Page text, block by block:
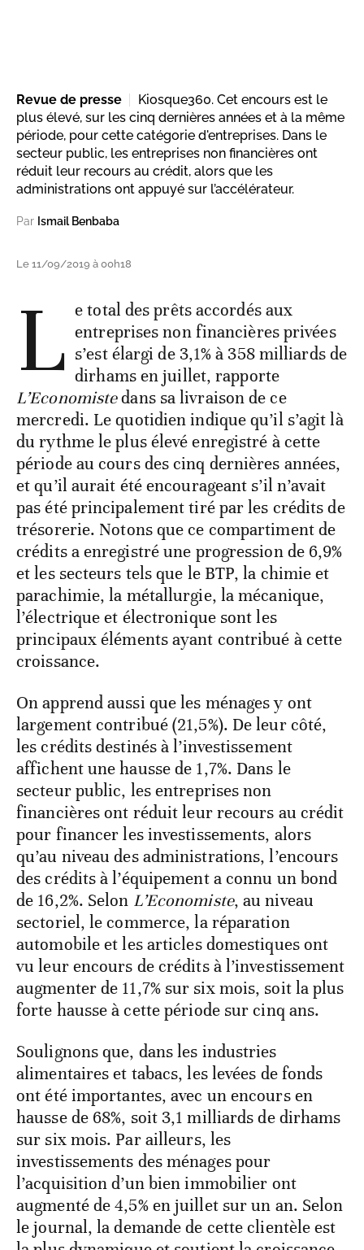
Revue de presse
Kiosque360. Cet encours est le
plus élevé, sur les cinq dernières années et à la même
période, pour cette catégorie d'entreprises. Dans le
secteur public, les entreprises non financières ont
réduit leur recours au crédit, alors que les
administrations ont appuyé sur l’accélérateur.
Par Ismail Benbaba
Le 11/09/2019 à 00h18
L e total des prêts accordés aux
entreprises non financières privées
s’est élargi de 3,1% à 358 milliards de
dirhams en juillet, rapporte
L’Economistedans sa livraison de ce
mercredi. Le quotidien indique qu’il s’agit là
du rythme le plus élevé enregistré à cette
période au cours des cinq dernières années,
et qu’il aurait été encourageant s’il n’avait
pas été principalement tiré par les crédits de
trésorerie. Notons que ce compartiment de
crédits a enregistré une progression de 6,9%
et les secteurs tels que le BTP, la chimie et
parachimie, la métallurgie, la mécanique,
l’électrique et électronique sont les
principaux éléments ayant contribué à cette
croissance.
On apprend aussi que les ménages y ont
largement contribué (21,5%). De leur côté,
les crédits destinés à l’investissement
affichent une hausse de 1,7%. Dans le
secteur public, les entreprises non
financières ont réduit leur recours au crédit
pour financer les investissements, alors
qu’au niveau des administrations, l’encours
des crédits à l’équipement a connu un bond
de 16,2%. Selon L’Economiste, au niveau
sectoriel, le commerce, la réparation
automobile et les articles domestiques ont
vu leur encours de crédits à l’investissement
augmenter de 11,7% sur six mois, soit la plus
forte hausse à cette période sur cinq ans.
Soulignons que, dans les industries
alimentaires et tabacs, les levées de fonds
ont été importantes, avec un encours en
hausse de 68%, soit 3,1 milliards de dirhams
sur six mois. Par ailleurs, les
investissements des ménages pour
l’acquisition d’un bien immobilier ont
augmenté de 4,5% en juillet sur un an. Selon
le journal, la demande de cette clientèle est